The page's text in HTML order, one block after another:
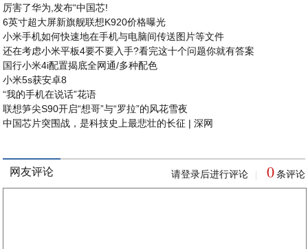
厉害了华为,发布“中国芯!
6英寸超大屏新旗舰联想K920价格曝光
小米手机如何快速地在手机与电脑间传送图片等文件
还在考虑小米平板4要不要入手?看完这十个问题你就有答案
国行小米4i配置揭底全网通/多种配色
小米5s获安卓8
“我的手机在说话”花语
联想笋尖S90开启“想哥”与“罗拉”的风花雪夜
中国芯片突围战，是科技史上最悲壮的长征 | 深网
网友评论 请登录后进行评论 0 条评论